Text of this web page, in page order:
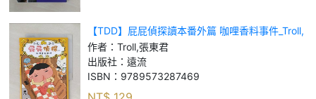
【TDD】屁屁偵探讀本番外篇 咖哩香料事件_Troll,
張東君
作者： Troll,張東君
出版社： 遠流
ISBN： 9789573287469